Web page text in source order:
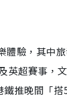
驗，其中
英超賽事，
推晚間「